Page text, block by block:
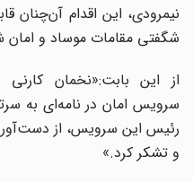
نیمرودی، این اقدام آن‌چنان
شگفتی مقامات موساد و امان
از این بابت:«نخمان
سرویس امان در نامه‌ای به
رئیس این سرویس، از
و تشکر کرد.»